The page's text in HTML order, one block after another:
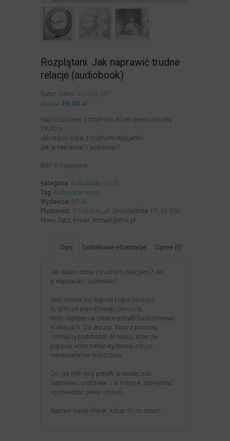
Rozplątani. Jak naprawić trudne
relacje (audiobook)
Autor: Adam Szustak OP
33,00zł Pierwotna
wynosiła:
33,00zł.
29,00 złAktualna
wynosi:
Najniższa cena z ostatnich 30 dni przed obniżką:
29,00 zł
Jak radzić sobie z trudnymi relacjami?
Jak je naprawiać i uzdrawiać?
Brak w magazynie
Kategoria: Audiobooki na CD
Tag: budowanie więzi
Wydawca: RTCK
Producent: RTCK S.A., ul. Grunwaldzka 17, 33-300
Nowy Sącz, e-mail: kontakt@rtck.pl
Opis Dodatkowe informacje Opinie (0)
Jak radzić sobie z trudnymi relacjami? Jak
je naprawiać i uzdrawiać?
Jeśli można się tego od kogoś nauczyć,
to tylko od prawdziwego Geniusza,
który najlepiej na świecie potrafił funkcjonować
w relacjach. Od Jezusa, który z prostotą
i miłością podchodził do relacji, które się
popsuły, które nieraz wydawały się już
nieodwracalnie zniszczone.
On, jak nikt inny potrafił je skutecznie
naprawiać, uzdrawiać i w miejsce „zaplątania”
wprowadzać pokój i miłość.
Napraw swoje relacje, robiąc to, co Jezus!